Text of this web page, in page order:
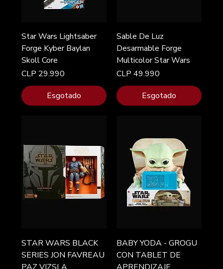
Star Wars Lightsaber
Forge Kyber Baylan
Skoll Core
Preço
CLP 29.990
Esgotado
Sable De Luz
Desarmable Forge
Multicolor Star Wars
Preço
CLP 49.990
Esgotado
STAR WARS BLACK
SERIES JON FAVREAU
BABY YODA - GROGU
CON TABLET DE